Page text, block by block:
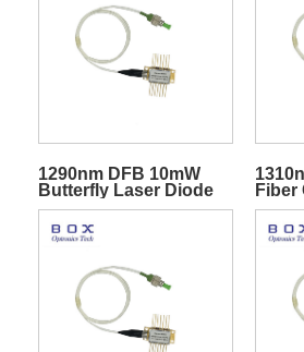
1290nm DFB 10mW
Butterfly Laser Diode
Fiber
Diode